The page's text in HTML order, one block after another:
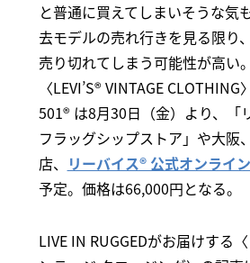
と普通に買えてしまいそうな気
去モデルの売れ行きを見る限り
売り切れてしまう可能性が高い。
〈LEVI’S® VINTAGE
501® は8月30日（金）より、「
フラッグシップストア」や大阪
店、 リーバイス® 公式オンライ
予定。価格は66,000円となる。
LIVE IN RUGGEDがお届けする